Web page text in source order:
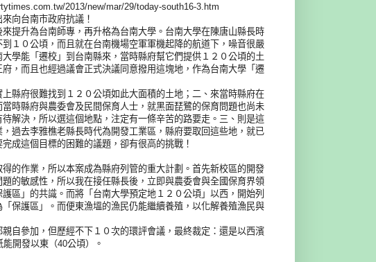
2013/new/mar/29/today-south16-3.htm
向台南市政府抗議！
提升為台南師專，再升格為台南大學。台南大學在陳唐山縣長時
１０公頃，而且就在台南機場空軍軍機起降的航道下，噪音很嚴
學能「遷校」到台南縣來，當時縣府幫它們提供１２０公頃的土
，而且也經過議會正式決議同意撥用這塊地，作為台南大學「遷
縣府很難找到１２０公頃如此大面積的土地；二、來當時縣府在
時縣府與農委會及民間保育人士，就黑面琵鷺的保育問題也尚未
解決，所以選這個地點，注定有一條辛苦的路要走。三、則是這
過去李雅樵老縣長時代為開發工業區，縣府要取回這些地，就已
成這個目標的困難的議題，卻有很高的挑戰！
的作業，所以本案成為縣府列管的重大計劃。首先新校區的開發
的敏感性，所以我在接任縣長後，立即與農委會與全國保育界領
區」的共識。而將「台南大學預定地１２０公頃」以西，開始列
保護區」。而便東漁塭的漁民仍能繼續養殖，以化解養殖漁民與
自參加，但歷經不下１０次的環評會議，最終裁定：還是以西濱
開發以東（40公頃）。